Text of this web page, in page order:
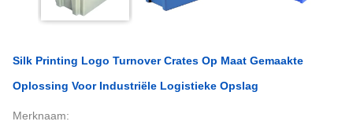
Silk Printing Logo Turnover Crates Op Maat Gemaakte
Oplossing Voor Industriële Logistieke Opslag
Merknaam: